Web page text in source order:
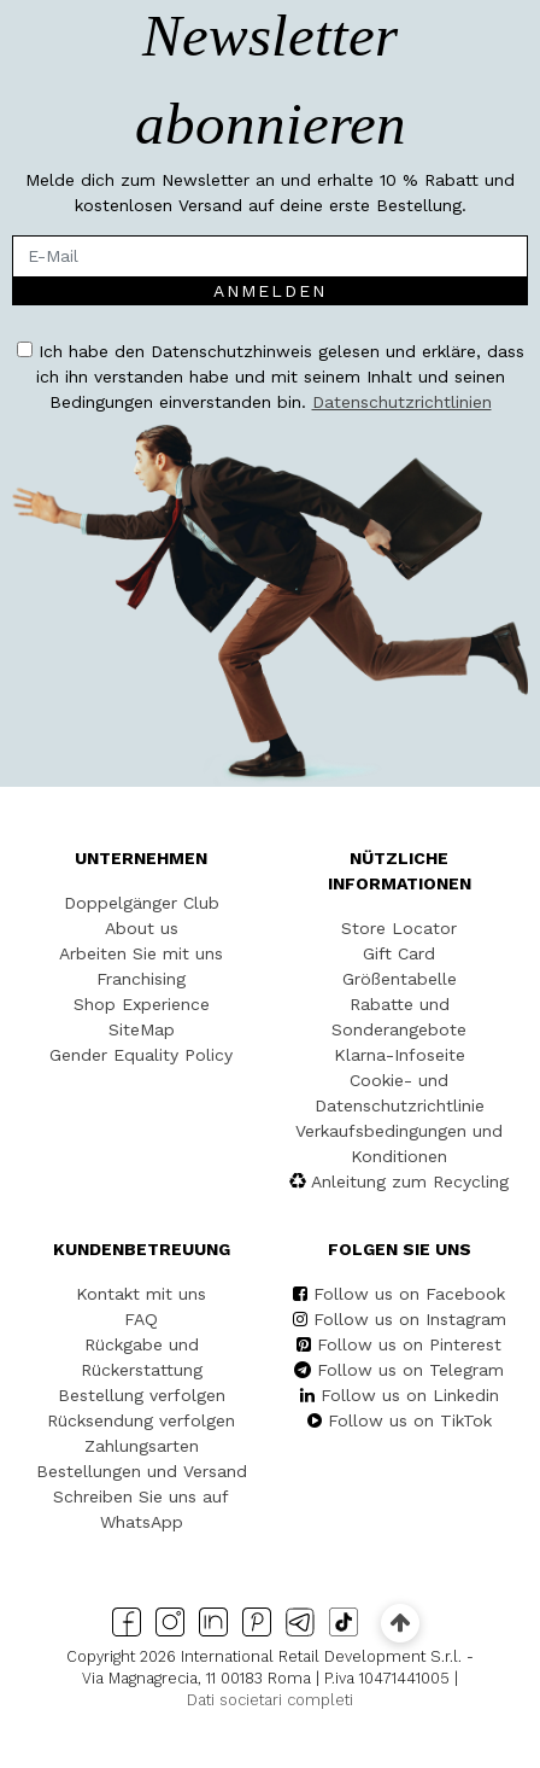
Newsletter
abonnieren
Melde dich zum Newsletter an und erhalte 10 % Rabatt und
kostenlosen Versand auf deine erste Bestellung.
ANMELDEN
Ich habe den Datenschutzhinweis gelesen und erkläre, dass
ich ihn verstanden habe und mit seinem Inhalt und seinen
Bedingungen einverstanden bin. Datenschutzrichtlinien
UNTERNEHMEN
Doppelgänger Club
About us
Arbeiten Sie mit uns
Franchising
Shop Experience
SiteMap
Gender Equality Policy
NÜTZLICHE
INFORMATIONEN
Store Locator
Gift Card
Größentabelle
Rabatte und
Sonderangebote
Klarna-Infoseite
Cookie- und
Datenschutzrichtlinie
Verkaufsbedingungen und
Konditionen
Anleitung zum Recycling
KUNDENBETREUUNG
Kontakt mit uns
FAQ
Rückgabe und
Rückerstattung
Bestellung verfolgen
Rücksendung verfolgen
Zahlungsarten
Bestellungen und Versand
Schreiben Sie uns auf
WhatsApp
FOLGEN SIE UNS
Follow us on Facebook
Follow us on Instagram
Follow us on Pinterest
Follow us on Telegram
Follow us on Linkedin
Follow us on TikTok
Copyright 2026 International Retail Development S.r.l. -
Via Magnagrecia, 11 00183 Roma | P.iva 10471441005 |
Dati societari completi